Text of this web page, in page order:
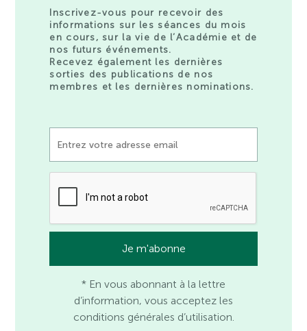
Inscrivez-vous pour recevoir des
informations sur les séances du mois
en cours, sur la vie de l’Académie et de
nos futurs événements.
Recevez également les dernières
sorties des publications de nos
membres et les dernières nominations.
* En vous abonnant à la lettre
d’information, vous acceptez les
conditions générales d’utilisation.